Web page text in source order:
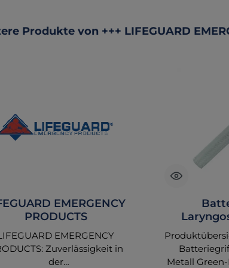
überspringen
Produkte von +++ LIFEGUARD
EMERGENCY
PRODUCTS
EMERGENCY
Zuverlässigkeit in
der
Green-
Metall